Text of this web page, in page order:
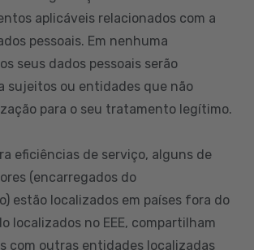
aplicáveis relacionados com a
pessoais. Em nenhuma
seus dados pessoais serão
sujeitos ou entidades que não
para o seu tratamento legítimo.
eficiências de serviço, alguns de
(encarregados do
estão localizados em países fora do
localizados no EEE, compartilham
com outras entidades localizadas